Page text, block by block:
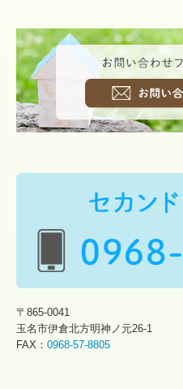
〒865-0041
玉名市伊倉北方明神ノ元26-1
FAX： 0968-57-8805